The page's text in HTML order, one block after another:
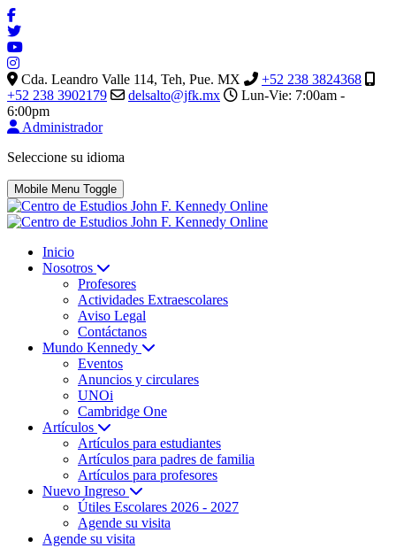
Cda. Leandro Valle 114, Teh, Pue. MX
+52 238 3824368
+52 238 3902179
delsalto@jfk.mx
Lun-Vie: 7:00am -
6:00pm
Administrador
Seleccione su idioma
Mobile Menu Toggle
Inicio
Nosotros
Profesores
Actividades Extraescolares
Aviso Legal
Contáctanos
Mundo Kennedy
Eventos
Anuncios y circulares
UNOi
Cambridge One
Artículos
Artículos para estudiantes
Artículos para padres de familia
Artículos para profesores
Nuevo Ingreso
Útiles Escolares 2026 - 2027
Agende su visita
Agende su visita